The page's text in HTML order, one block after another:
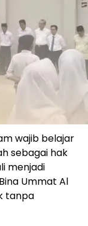
wajib belajar
sebagai hak
menjadi
Ummat Al
tanpa